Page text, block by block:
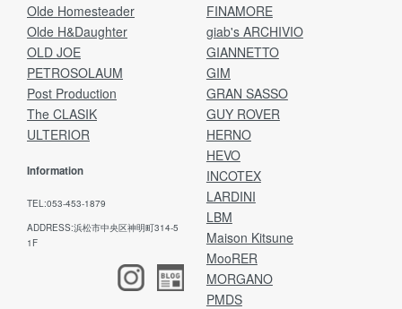
Olde Homesteader
Olde H&Daughter
OLD JOE
PETROSOLAUM
Post Production
The CLASIK
ULTERIOR
Information
TEL:053-453-1879
ADDRESS:浜松市中央区神明町314-5
1F
FINAMORE
giab's ARCHIVIO
GIANNETTO
GIM
GRAN SASSO
GUY ROVER
HERNO
HEVO
INCOTEX
LARDINI
LBM
Maison Kitsune
MooRER
MORGANO
PMDS